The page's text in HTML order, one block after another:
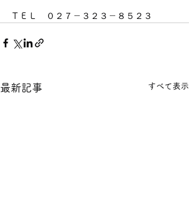
ＴＥＬ　０２７－３２３－８５２３
最新記事 すべて表示